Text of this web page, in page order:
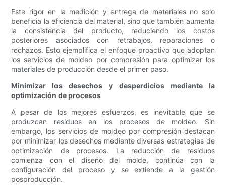
Este rigor en la medición y entrega de materiales no solo
beneficia la eficiencia del material, sino que también aumenta
la consistencia del producto, reduciendo los costos
posteriores asociados con retrabajos, reparaciones o
rechazos. Esto ejemplifica el enfoque proactivo que adoptan
los servicios de moldeo por compresión para optimizar los
materiales de producción desde el primer paso.
Minimizar los desechos y desperdicios mediante la
optimización de procesos
A pesar de los mejores esfuerzos, es inevitable que se
produzcan residuos en los procesos de moldeo. Sin
embargo, los servicios de moldeo por compresión destacan
por minimizar los desechos mediante diversas estrategias de
optimización de procesos. La reducción de residuos
comienza con el diseño del molde, continúa con la
configuración del proceso y se extiende a la gestión
posproducción.